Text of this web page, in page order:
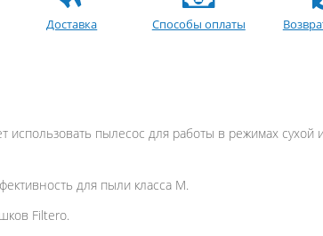
Доставка Способы оплаты
использовать пылесос для работы в режимах сухой
для пыли класса М.
Filtero.